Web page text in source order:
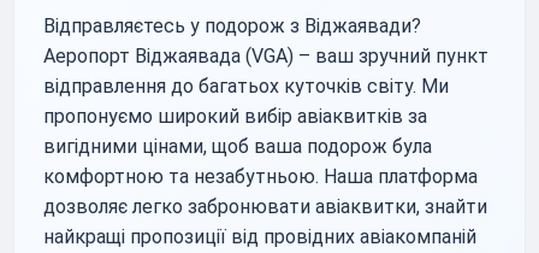
Відправляєтесь у подорож з Віджаявади?
Аеропорт Віджаявада (VGA) – ваш зручний пункт
відправлення до багатьох куточків світу. Ми
пропонуємо широкий вибір авіаквитків за
вигідними цінами, щоб ваша подорож була
комфортною та незабутньою. Наша платформа
дозволяє легко забронювати авіаквитки, знайти
найкращі пропозиції від провідних авіакомпаній